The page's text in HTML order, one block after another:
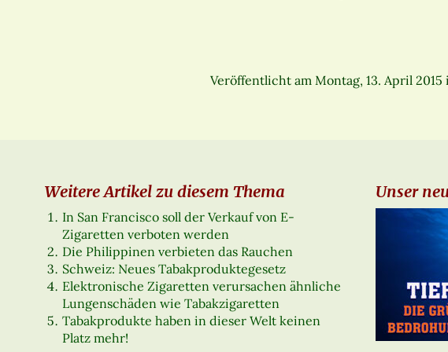
Veröffentlicht am Montag, 13. April 2015
Weitere Artikel zu diesem Thema
In San Francisco soll der Verkauf von E-
Zigaretten verboten werden
Die Philippinen verbieten das Rauchen
Schweiz: Neues Tabakproduktegesetz
Elektronische Zigaretten verursachen ähnliche
Lungenschäden wie Tabakzigaretten
Tabakprodukte haben in dieser Welt keinen
Platz mehr!
Unser